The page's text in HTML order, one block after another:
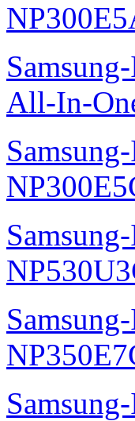
All-In-